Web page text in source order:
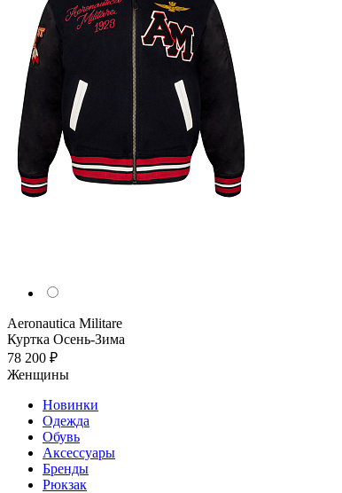
Aeronautica Militare
Куртка Осень-Зима
78 200 ₽
Женщины
Новинки
Одежда
Обувь
Аксессуары
Бренды
Рюкзак